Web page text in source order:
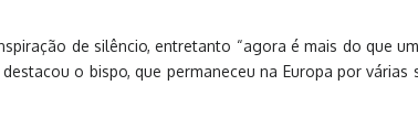
de silêncio, entretanto “agora é mais do que
o bispo, que permaneceu na Europa por